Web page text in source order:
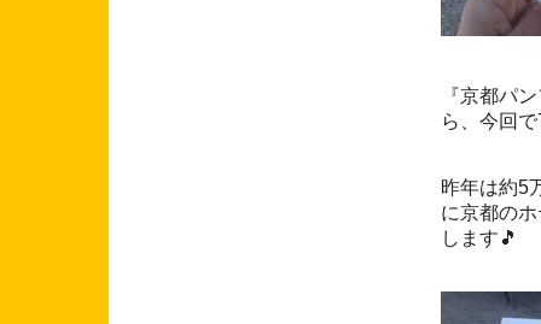
『京都パ
ら、今回
昨年は約5
に京都の
します🎵